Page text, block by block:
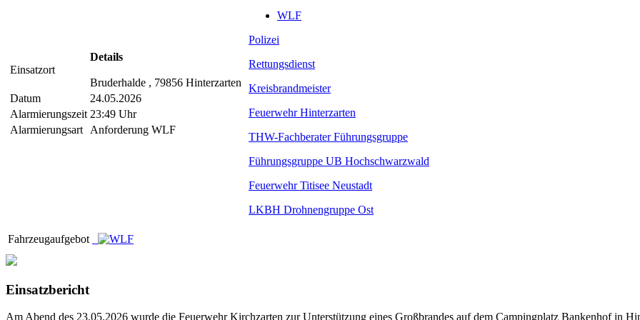
Einsatzort
Details
Bruderhalde , 79856 Hinterzarten
Datum
24.05.2026
Alarmierungszeit 23:49 Uhr
Alarmierungsart
Anforderung WLF
WLF
Polizei
Rettungsdienst
Kreisbrandmeister
Feuerwehr Hinterzarten
THW-Fachberater Führungsgruppe
Führungsgruppe UB Hochschwarzwald
Feuerwehr Titisee Neustadt
LKBH Drohnengruppe Ost
Fahrzeugaufgebot
Einsatzbericht
Am Abend des 23.05.2026 wurde die Feuerwehr Kirchzarten zur Unterstützung eines Großbrandes auf dem Campingplatz Bankenhof in